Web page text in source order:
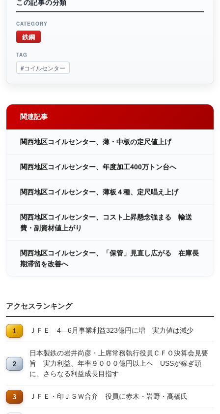
この記事の分類
CATEGORY
鉄鋼
TAG
#コイルセンター
関連記事
関西地区コイルセンター、薄・中板の定尺値上げ
関西地区コイルセンター、年度加工400万トン台へ
関西地区コイルセンター、薄板４種、定尺唱え上げ
関西地区コイルセンター、コスト上昇懸念強まる 輸送
費・副資材値上がり
関西地区コイルセンター、「保管」見直し広がる 在庫長
期滞留を改善へ
アクセスランキング
ＪＦＥ 4―6月事業利益323億円に増 実力値は減少
日本製鉄の岩井尚彦・上席常務執行役員ＣＦＯ決算会見要
旨 実力利益、年率９０００億円以上へ USSが稼ぎ頭
に、さらなる利益成長目指す
ＪＦＥ・印ＪＳＷ合弁 役員に赤木・岩野・髙橋氏